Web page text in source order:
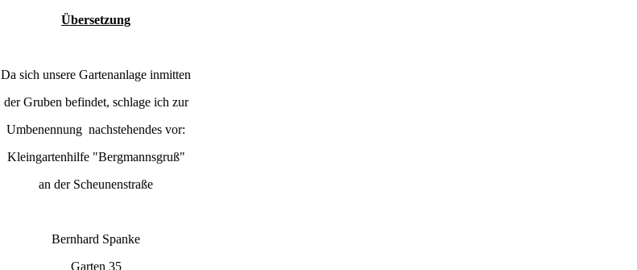
Übersetzung
Da sich unsere Gartenanlage inmitten
der Gruben befindet, schlage ich zur
Umbenennung nachstehendes vor:
Kleingartenhilfe "Bergmannsgruß"
an der Scheunenstraße
Bernhard Spanke
Garten 35